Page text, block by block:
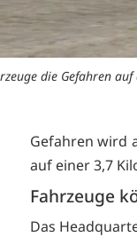
die Gefahren
Gefahren wird
auf einer 3,7
Fahrzeuge
Das